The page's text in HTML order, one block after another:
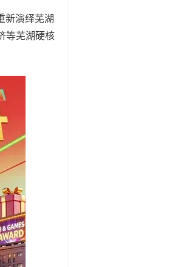
新演绎芜湖
等芜湖硬核